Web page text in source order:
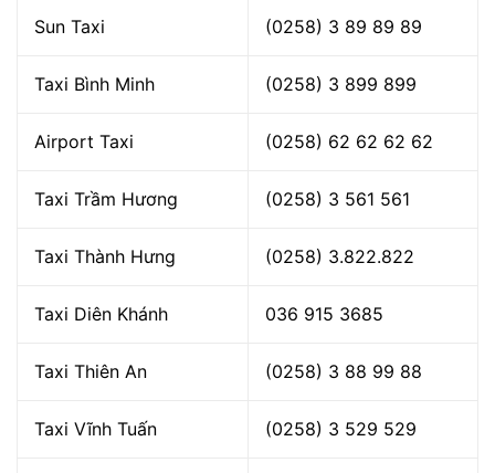
Sun Taxi (0258) 3 89 89 89
Taxi Bình Minh (0258) 3 899 899
Airport Taxi (0258) 62 62 62 62
Taxi Trầm Hương (0258) 3 561 561
Taxi Thành Hưng (0258) 3.822.822
Taxi Diên Khánh 036 915 3685
Taxi Thiên An (0258) 3 88 99 88
Taxi Vĩnh Tuấn (0258) 3 529 529